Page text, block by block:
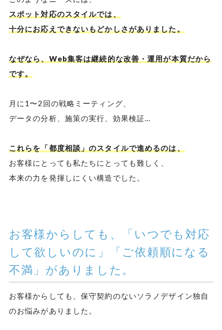
スポット対応のスタイルでは、
十分にお応えできないもどかしさがありました。
なぜなら、Web集客は継続的な改善・運用が本質だから
です。
月に1〜2回の戦略ミーティング、
データの分析、施策の実行、効果検証…
これらを「都度相談」のスタイルで進めるのは、
お客様にとっても私たちにとっても難しく、
本来の力を発揮しにくい構造でした。
お客様からしても、「いつでも対応
して欲しいのに」「ご依頼順になる
不満」がありました。
お客様からしても、保守契約のないソラノデザイン独自
のお悩みがありました。